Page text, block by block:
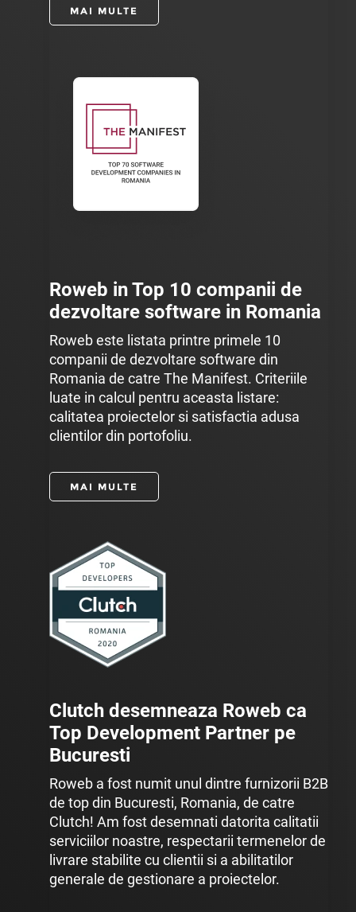
MAI MULTE
Roweb in Top 10 companii de
dezvoltare software in Romania
Roweb este listata printre primele 10
companii de dezvoltare software din
Romania de catre The Manifest. Criteriile
luate in calcul pentru aceasta listare:
calitatea proiectelor si satisfactia adusa
clientilor din portofoliu.
MAI MULTE
Clutch desemneaza Roweb ca
Top Development Partner pe
Bucuresti
Roweb a fost numit unul dintre furnizorii B2B
de top din Bucuresti, Romania, de catre
Clutch! Am fost desemnati datorita calitatii
serviciilor noastre, respectarii termenelor de
livrare stabilite cu clientii si a abilitatilor
generale de gestionare a proiectelor.